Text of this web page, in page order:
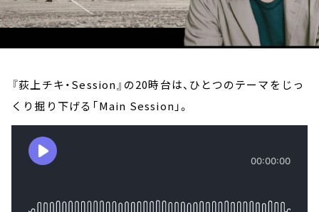
『荻上チキ・Session』の20時台は、ひとつのテーマをじっ
くり掘り下げる「Main Session」。